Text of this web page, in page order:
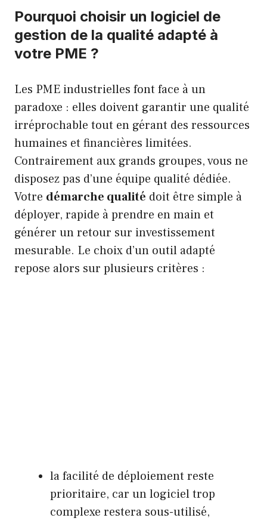
Pourquoi choisir un logiciel de
gestion de la qualité adapté à
votre PME ?
Les PME industrielles font face à un
paradoxe : elles doivent garantir une qualité
irréprochable tout en gérant des ressources
humaines et financières limitées.
Contrairement aux grands groupes, vous ne
disposez pas d’une équipe qualité dédiée.
Votre démarche qualité doit être simple à
déployer, rapide à prendre en main et
générer un retour sur investissement
mesurable. Le choix d’un outil adapté
repose alors sur plusieurs critères :
la facilité de déploiement reste
prioritaire, car un logiciel trop
complexe restera sous-utilisé,